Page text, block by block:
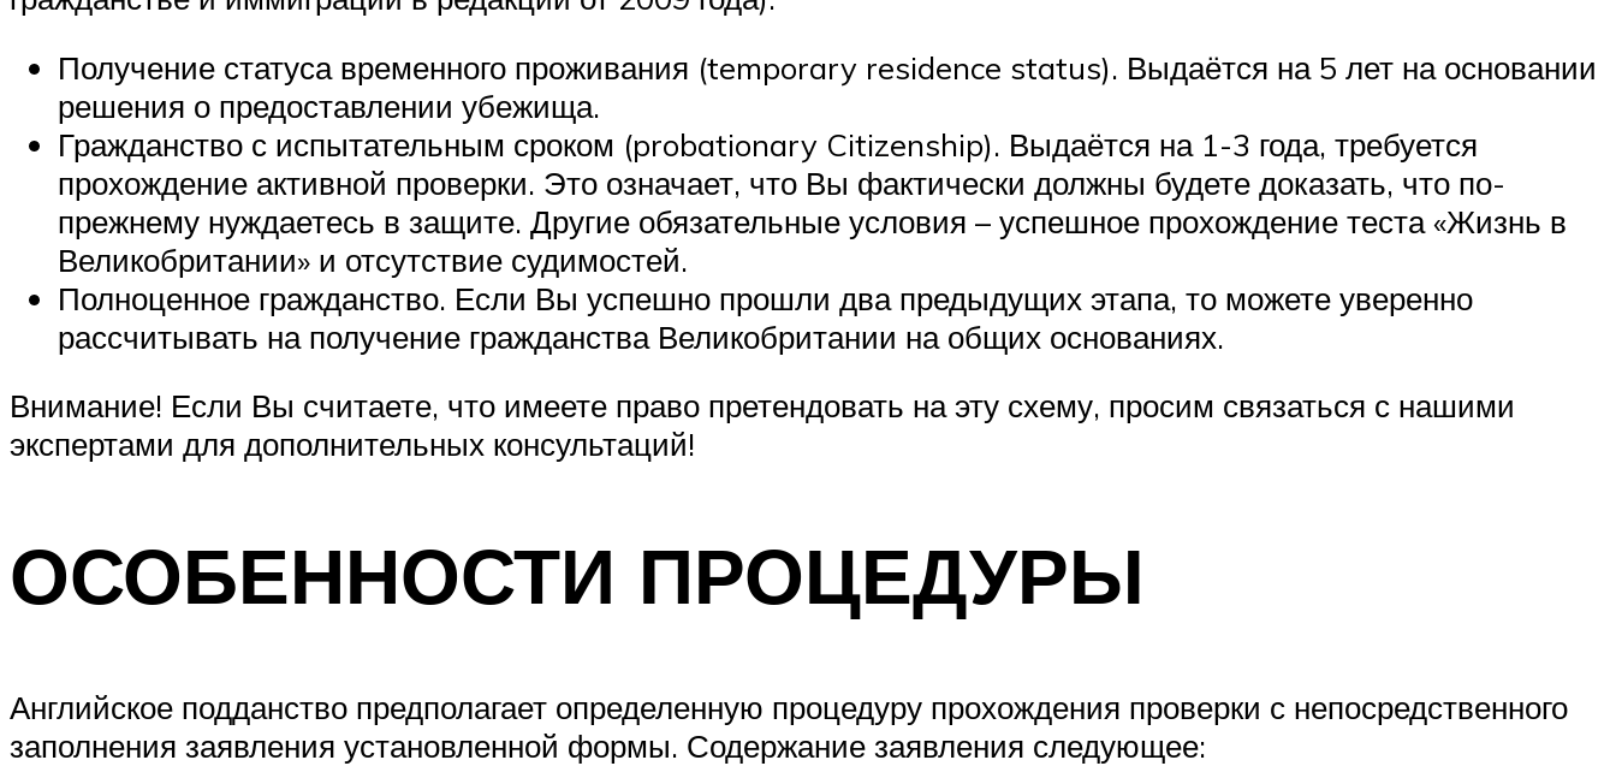
Получение статуса временного проживания (temporary residence status). Выдаётся на 5 лет на основании
решения о предоставлении убежища.
Гражданство с испытательным сроком (probationary Citizenship). Выдаётся на 1-3 года, требуется
прохождение активной проверки. Это означает, что Вы фактически должны будете доказать, что по-
прежнему нуждаетесь в защите. Другие обязательные условия – успешное прохождение теста «Жизнь в
Великобритании» и отсутствие судимостей.
Полноценное гражданство. Если Вы успешно прошли два предыдущих этапа, то можете уверенно
рассчитывать на получение гражданства Великобритании на общих основаниях.
Внимание! Если Вы считаете, что имеете право претендовать на эту схему, просим связаться с нашими
экспертами для дополнительных консультаций!
ОСОБЕННОСТИ ПРОЦЕДУРЫ
Английское подданство предполагает определенную процедуру прохождения проверки с непосредственного
заполнения заявления установленной формы. Содержание заявления следующее: